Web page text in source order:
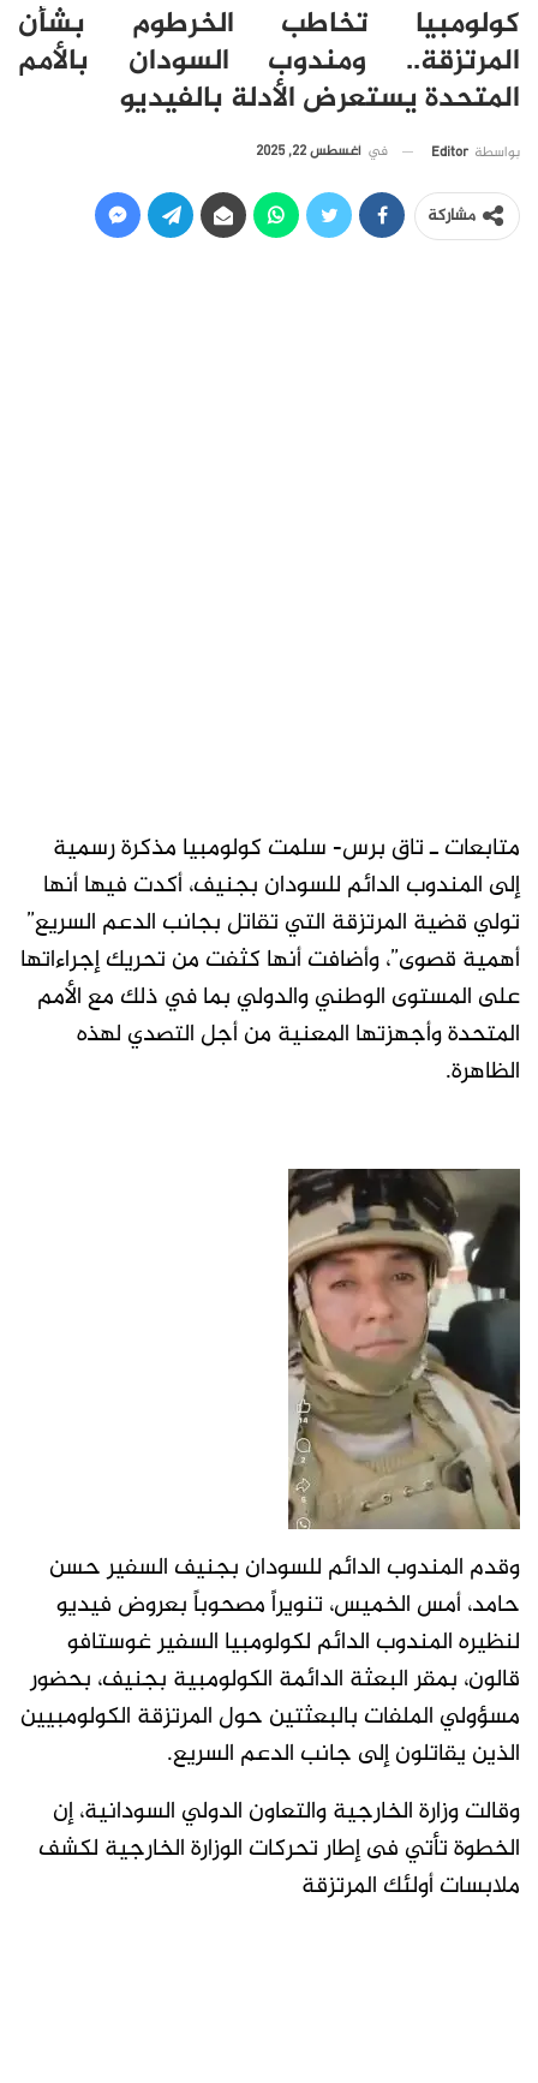
كولومبيا تخاطب الخرطوم بشأن
المرتزقة.. ومندوب السودان بالأمم
المتحدة يستعرض الأدلة بالفيديو
بواسطة Editor في أغسطس 22, 2025
مشاركة
متابعات ـ تاق برس- سلمت كولومبيا مذكرة رسمية
إلى المندوب الدائم للسودان بجنيف، أكدت فيها أنها
تولي قضية المرتزقة التي تقاتل بجانب الدعم السريع”
أهمية قصوى”، وأضافت أنها كثفت من تحريك إجراءاتها
على المستوى الوطني والدولي بما في ذلك مع الأمم
المتحدة وأجهزتها المعنية من أجل التصدي لهذه
الظاهرة.
وقدم المندوب الدائم للسودان بجنيف السفير حسن
حامد، أمس الخميس، تنويراً مصحوباً بعروض فيديو
لنظيره المندوب الدائم لكولومبيا السفير غوستافو
قالون، بمقر البعثة الدائمة الكولومبية بجنيف، بحضور
مسؤولي الملفات بالبعثتين حول المرتزقة الكولومبيين
الذين يقاتلون إلى جانب الدعم السريع.
وقالت وزارة الخارجية والتعاون الدولي السودانية، إن
الخطوة تأتي فى إطار تحركات الوزارة الخارجية لكشف
ملابسات أولئك المرتزقة